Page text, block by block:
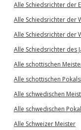
Alle Schiedsrichter der
Alle Schiedsrichter der
Alle Schiedsrichter der
Alle Schiedsrichter des
Alle schottischen
Alle schottischen
Alle schwedischen
Alle schwedischen
Alle Schweizer Meister